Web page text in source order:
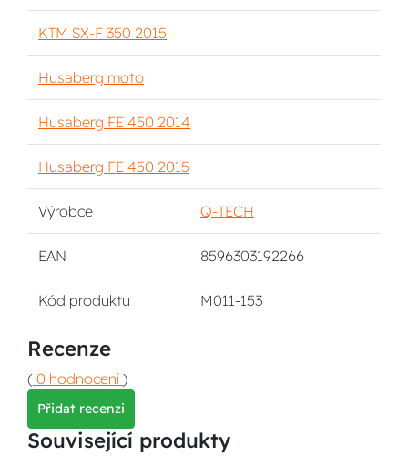
KTM SX-F 350 2015
Husaberg moto
Husaberg FE 450 2014
Husaberg FE 450 2015
Výrobce Q-TECH
EAN 8596303192266
Kód produktu M011-153
Recenze
( 0 hodnocení )
Přidat recenzi
Související produkty